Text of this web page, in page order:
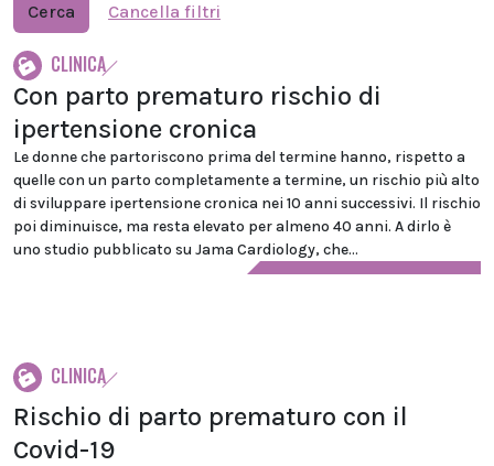
Cerca Cancella filtri
CLINICA
Con parto prematuro rischio di
ipertensione cronica
Le donne che partoriscono prima del termine hanno, rispetto a
quelle con un parto completamente a termine, un rischio più alto
di sviluppare ipertensione cronica nei 10 anni successivi. Il rischio
poi diminuisce, ma resta elevato per almeno 40 anni. A dirlo è
uno studio pubblicato su Jama Cardiology, che...
CLINICA
Rischio di parto prematuro con il
Covid-19